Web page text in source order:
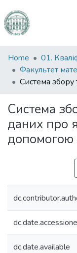
Communities
&
Collections
Statistics
Home
Система
даних про
допомогою
dc.date.available